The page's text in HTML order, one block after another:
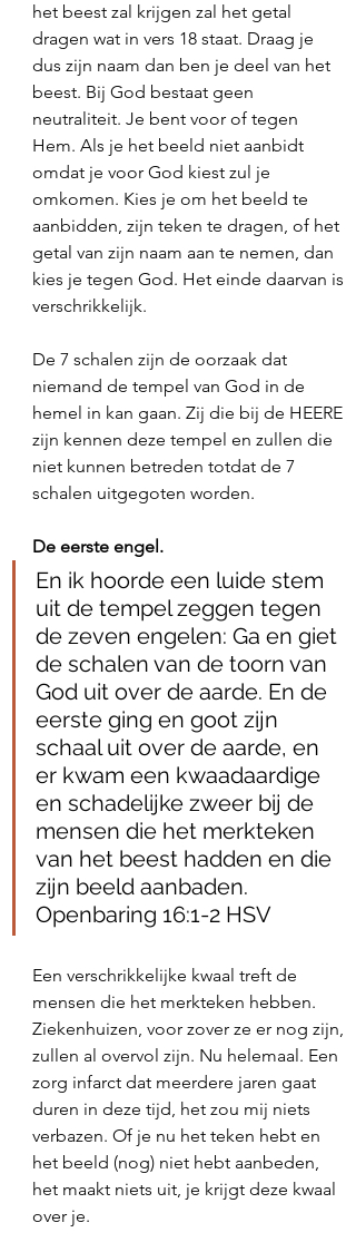
het beest zal krijgen zal het getal
dragen wat in vers 18 staat. Draag je
dus zijn naam dan ben je deel van het
beest. Bij God bestaat geen
neutraliteit. Je bent voor of tegen
Hem. Als je het beeld niet aanbidt
omdat je voor God kiest zul je
omkomen. Kies je om het beeld te
aanbidden, zijn teken te dragen, of het
getal van zijn naam aan te nemen, dan
kies je tegen God. Het einde daarvan is
verschrikkelijk.
De 7 schalen zijn de oorzaak dat
niemand de tempel van God in de
hemel in kan gaan. Zij die bij de HEERE
zijn kennen deze tempel en zullen die
niet kunnen betreden totdat de 7
schalen uitgegoten worden.
De eerste engel.
En ik hoorde een luide stem
uit de tempel zeggen tegen
de zeven engelen: Ga en giet
de schalen van de toorn van
God uit over de aarde. En de
eerste ging en goot zijn
schaal uit over de aarde, en
er kwam een kwaadaardige
en schadelijke zweer bij de
mensen die het merkteken
van het beest hadden en die
zijn beeld aanbaden.
Openbaring 16:1‭-‬2 HSV
Een verschrikkelijke kwaal treft de
mensen die het merkteken hebben.
Ziekenhuizen, voor zover ze er nog zijn,
zullen al overvol zijn. Nu helemaal. Een
zorg infarct dat meerdere jaren gaat
duren in deze tijd, het zou mij niets
verbazen. Of je nu het teken hebt en
het beeld (nog) niet hebt aanbeden,
het maakt niets uit, je krijgt deze kwaal
over je.